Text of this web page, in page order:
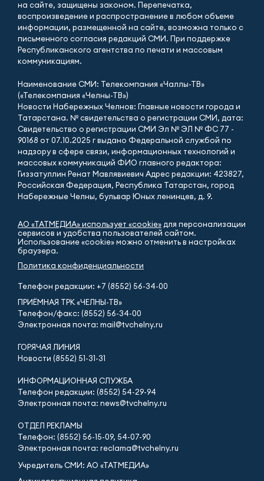
на сайте, защищены законом. Перепечатка,
воспроизведение и распространение в любом объеме
информации, размещенной на сайте, возможна только с
письменного согласия редакций СМИ. При поддержке
Республиканского агентства по печати и массовым
коммуникациям.
Наименование СМИ: Телекомпания «Чаллы-ТВ»
(«Телекомпания «Челны-ТВ»)
Новости Набережных Челнов: Главные новости города и
Татарстана. № свидетельства о регистрации СМИ, дата:
Свидетельство о регистрации СМИ Эл № ЭЛ № ФС 77 -
90168 от 07.10.2025 г выдано Федеральной службой по
надзору в сфере связи, информационных технологий и
массовых коммуникаций ФИО главного редактора:
Гиззатуллин Ренат Мавлявиевич Адрес редакции: 423827,
Российская Федерация, Республика Татарстан, город
Набережные Челны, бульвар Юных ленинцев, д. 9.
АО «ТАТМЕДИА» использует «cookie» для персонализации
сервисов и удобства пользователей сайтом.
Использование «cookie» можно отменить в настройках
браузера.
Политика конфиденциальности
Телефон редакции: +7 (8552) 56-34-00
ПРИЁМНАЯ ТРК «ЧЕЛНЫ-ТВ»
Телефон/факс: (8552) 56-34-00
Электронная почта: mail@tvchelny.ru
ГОРЯЧАЯ ЛИНИЯ
Новости (8552) 51-31-31
ИНФОРМАЦИОННАЯ СЛУЖБА
Телефон редакции: (8552) 54-29-94
Электронная почта: news@tvchelny.ru
ОТДЕЛ РЕКЛАМЫ
Телефон: (8552) 56-15-09, 54-07-90
Электронная почта: reclama@tvchelny.ru
Учредитель СМИ: АО «ТАТМЕДИА»